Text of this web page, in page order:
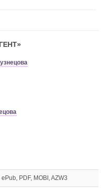
»
ePub, PDF, MOBI, AZW3